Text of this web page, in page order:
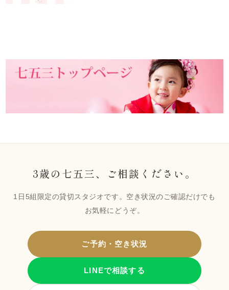
3歳の七五三、ご相談ください。
1日5組限定の貸切スタジオです。空き状況のご確認だけでも
お気軽にどうぞ。
ご予約・空き状況
LINEで相談する